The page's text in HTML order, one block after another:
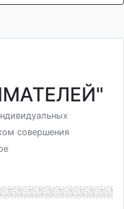
совершения